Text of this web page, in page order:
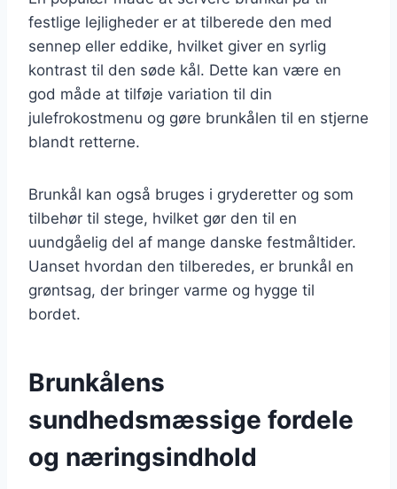
festlige lejligheder er at tilberede den med
sennep eller eddike, hvilket giver en syrlig
kontrast til den søde kål. Dette kan være en
god måde at tilføje variation til din
julefrokostmenu og gøre brunkålen til en stjerne
blandt retterne.
Brunkål kan også bruges i gryderetter og som
tilbehør til stege, hvilket gør den til en
uundgåelig del af mange danske festmåltider.
Uanset hvordan den tilberedes, er brunkål en
grøntsag, der bringer varme og hygge til
bordet.
Brunkålens
sundhedsmæssige fordele
og næringsindhold